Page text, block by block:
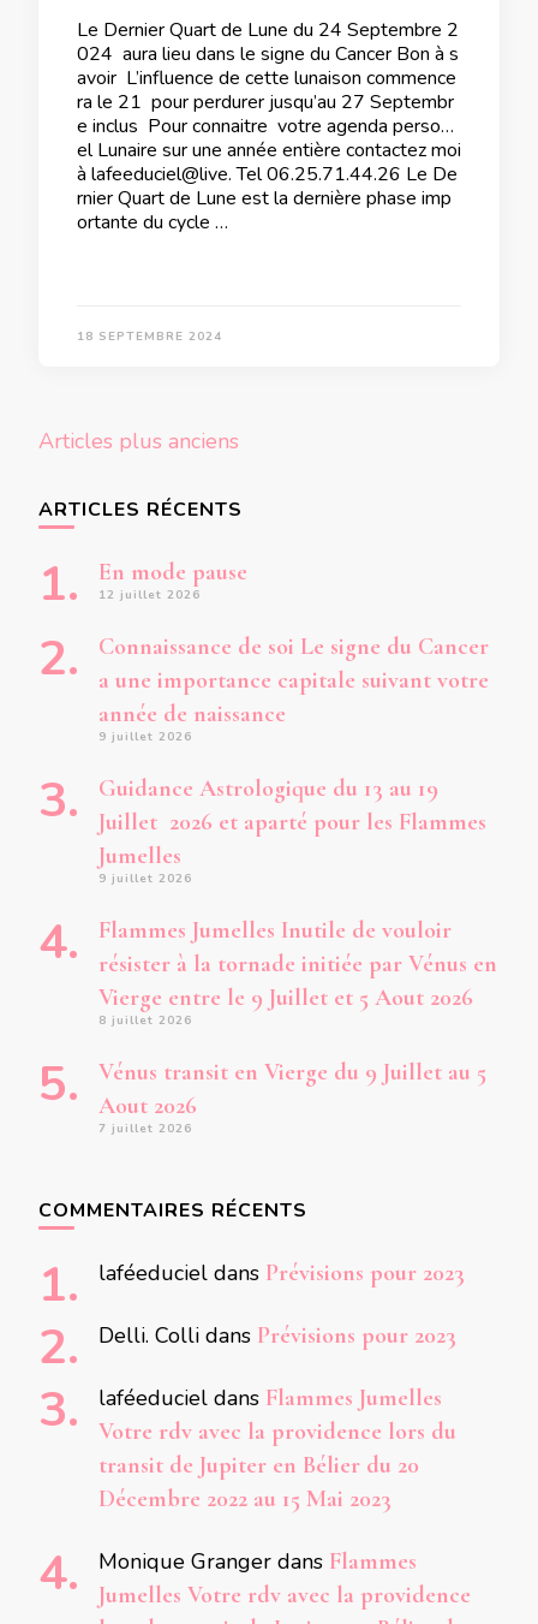
Le Dernier Quart de Lune du 24 Septembre 2
024 aura lieu dans le signe du Cancer Bon à s
avoir L’influence de cette lunaison commence
ra le 21 pour perdurer jusqu’au 27 Septembr
e inclus Pour connaitre votre agenda personn
el Lunaire sur une année entière contactez moi
à lafeeduciel@live. Tel 06.25.71.44.26 Le De
rnier Quart de Lune est la dernière phase imp
ortante du cycle …
18 SEPTEMBRE 2024
Navigation
articles
Articles plus anciens
ARTICLES RÉCENTS
En mode pause
12 juillet 2026
Connaissance de soi Le signe du Cancer
a une importance capitale suivant votre
année de naissance
9 juillet 2026
Guidance Astrologique du 13 au 19
Juillet 2026 et aparté pour les Flammes
Jumelles
9 juillet 2026
Flammes Jumelles Inutile de vouloir
résister à la tornade initiée par Vénus en
Vierge entre le 9 Juillet et 5 Aout 2026
8 juillet 2026
Vénus transit en Vierge du 9 Juillet au 5
Aout 2026
7 juillet 2026
COMMENTAIRES RÉCENTS
laféeduciel dans Prévisions pour 2023
Delli. Colli dans Prévisions pour 2023
laféeduciel dans Flammes Jumelles
Votre rdv avec la providence lors du
transit de Jupiter en Bélier du 20
Décembre 2022 au 15 Mai 2023
Monique Granger dans Flammes
Jumelles Votre rdv avec la providence